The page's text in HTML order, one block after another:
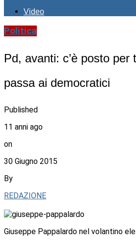
Video
Politica
Pd, avanti: c’è posto per
passa ai democratici
Published
11 anni ago
on
30 Giugno 2015
By
REDAZIONE
Giuseppe Pappalardo nel volantino